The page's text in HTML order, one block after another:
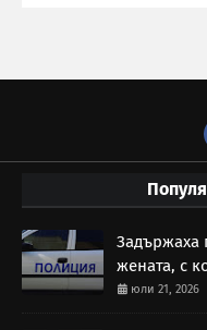
Задържаха
жената, с
юли 21, 2026